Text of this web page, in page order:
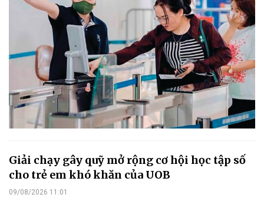
Giải chạy gây quỹ mở rộng cơ hội học tập số
cho trẻ em khó khăn của UOB
09/08/2026 11:01